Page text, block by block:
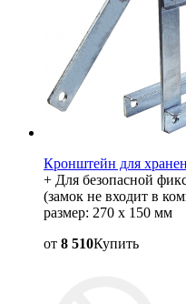
Кронштейн для
+ Для безопасной
(замок не входит в
размер: 270 x 150 мм
от 8 510Купить